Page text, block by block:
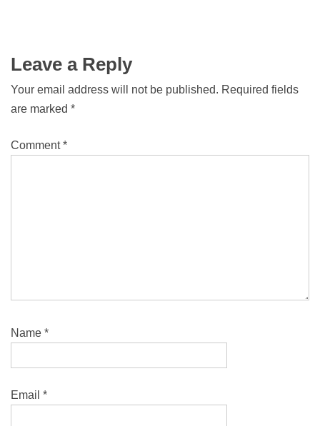
Leave a Reply
Your email address will not be published. Required fields
are marked *
Comment*
Name *
Email *